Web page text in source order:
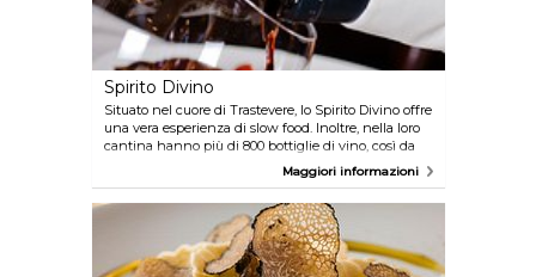
Spirito Divino
Situato nel cuore di Trastevere, lo Spirito Divino offre
una vera esperienza di slow food. Inoltre, nella loro
cantina hanno più di 800 bottiglie di vino, così da
poter abbinare ogni piatto con il vino adatto, per
rendere al meglio l'esperienza culinaria.
Maggiori informazioni